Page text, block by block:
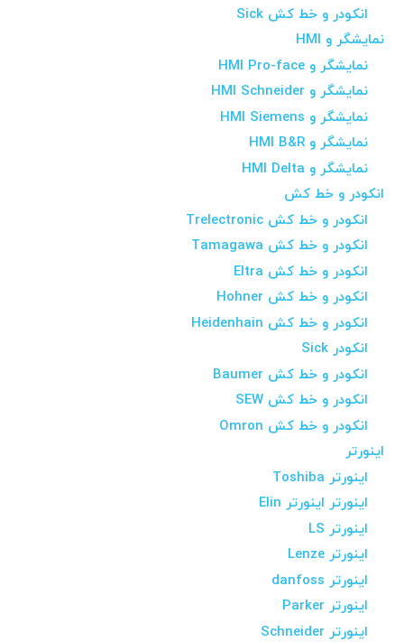
انکودر و خط کش Sick
نمایشگر و HMI
نمایشگر و HMI Pro-face
نمایشگر و HMI Schneider
نمایشگر و HMI Siemens
نمایشگر و HMI B&R
نمایشگر و HMI Delta
انکودر و خط کش
انکودر و خط کش Trelectronic
انکودر و خط کش Tamagawa
انکودر و خط کش Eltra
انکودر و خط کش Hohner
انکودر و خط کش Heidenhain
انکودر Sick
انکودر و خط کش Baumer
انکودر و خط کش SEW
انکودر و خط کش Omron
اینورتر
اینورتر Toshiba
اینورتر اینورتر Elin
اینورتر LS
اینورتر Lenze
اینورتر danfoss
اینورتر Parker
اینورتر Schneider